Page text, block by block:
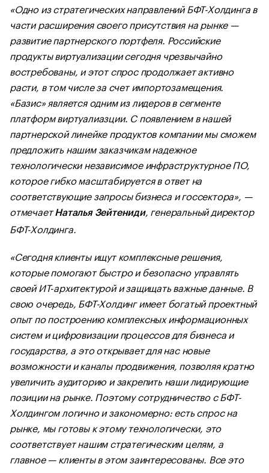
«Одно из стратегических направлений БФТ-Холдинга в
части расширения своего присутствия на рынке —
развитие партнерского портфеля. Российские
продукты виртуализации сегодня чрезвычайно
востребованы, и этот спрос продолжает активно
расти, в том числе за счет импортозамещения.
«Базис» является одним из лидеров в сегменте
платформ виртуалиазции. С появлением в нашей
партнерской линейке продуктов компании мы сможем
предложить нашим заказчикам надежное
технологически независимое инфраструктурное ПО,
которое гибко масштабируется в ответ на
соответствующие запросы бизнеса и госсектора», —
отмечаетНаталья Зейтениди, генеральный директор
БФТ-Холдинга.
«Сегодня клиенты ищут комплексные решения,
которые помогают быстро и безопасно управлять
своей ИТ-архитектурой и защищать важные данные. В
свою очередь, БФТ-Холдинг имеет богатый проектный
опыт по построению комплексных информационных
систем и цифровизации процессов для бизнеса и
государства, а это открывает для нас новые
возможности и каналы продвижения, позволяя кратно
увеличить аудиторию и закрепить наши лидирующие
позиции на рынке. Поэтому сотрудничество с БФТ-
Холдингом логично и закономерно: есть спрос на
рынке, мы готовы к этому технологически, это
соответствует нашим стратегическим целям, а
главное — клиенты в этом заинтересованы. Все это